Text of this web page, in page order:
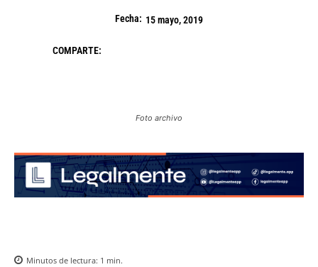
Fecha: 15 mayo, 2019
COMPARTE:
Foto archivo
Minutos de lectura: 1 min.